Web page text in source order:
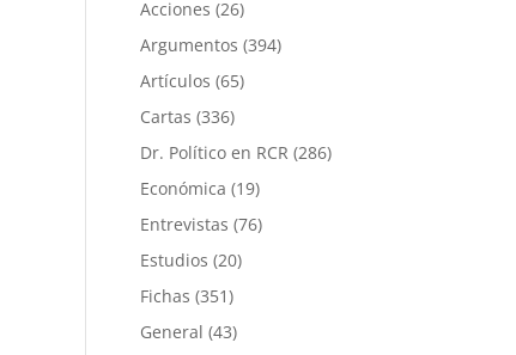
Acciones (26)
Argumentos (394)
Artículos (65)
Cartas (336)
Dr. Político en RCR (286)
Económica (19)
Entrevistas (76)
Estudios (20)
Fichas (351)
General (43)